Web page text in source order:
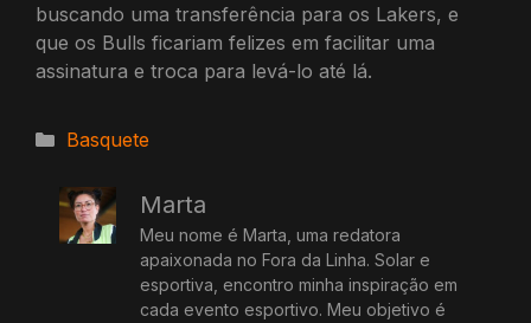
buscando uma transferência para os Lakers, e
que os Bulls ficariam felizes em facilitar uma
assinatura e troca para levá-lo até lá.
Categorias
Basquete
Marta
Meu nome é Marta, uma redatora
apaixonada no Fora da Linha. Solar e
esportiva, encontro minha inspiração em
cada evento esportivo. Meu objetivo é